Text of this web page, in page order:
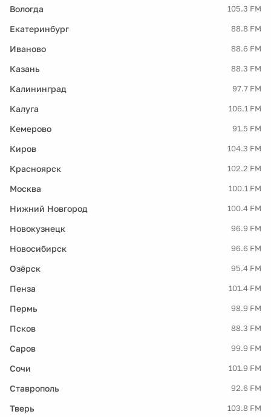
Вологда 105.3 FM
Екатеринбург 88.8 FM
Иваново 88.6 FM
Казань 88.3 FM
Калининград 97.7 FM
Калуга 106.1 FM
Кемерово 91.5 FM
Киров 104.3 FM
Красноярск 102.2 FM
Москва 100.1 FM
Нижний Новгород 100.4 FM
Новокузнецк 96.9 FM
Новосибирск 96.6 FM
Озёрск 95.4 FM
Пенза 101.4 FM
Пермь 98.9 FM
Псков 88.3 FM
Саров 99.9 FM
Сочи 101.9 FM
Ставрополь 92.6 FM
Тверь 103.8 FM